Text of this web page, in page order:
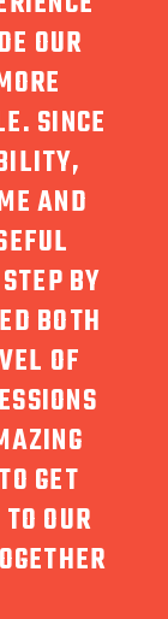
OUR
SINCE
AND
BY
BOTH
OF
GET
OUR